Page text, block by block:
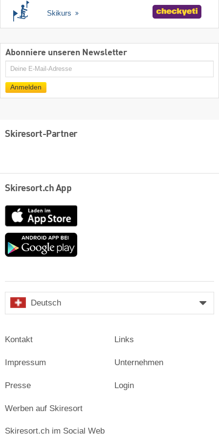
Skikurs
Abonniere unseren Newsletter
E-
Mail
Anmelden
Skiresort-Partner
Skiresort.ch App
App
Store
Google
Deutsch
Kontakt
Impressum
Presse
Links
Unternehmen
Login
Werben auf Skiresort
Skiresort.ch im Social Web